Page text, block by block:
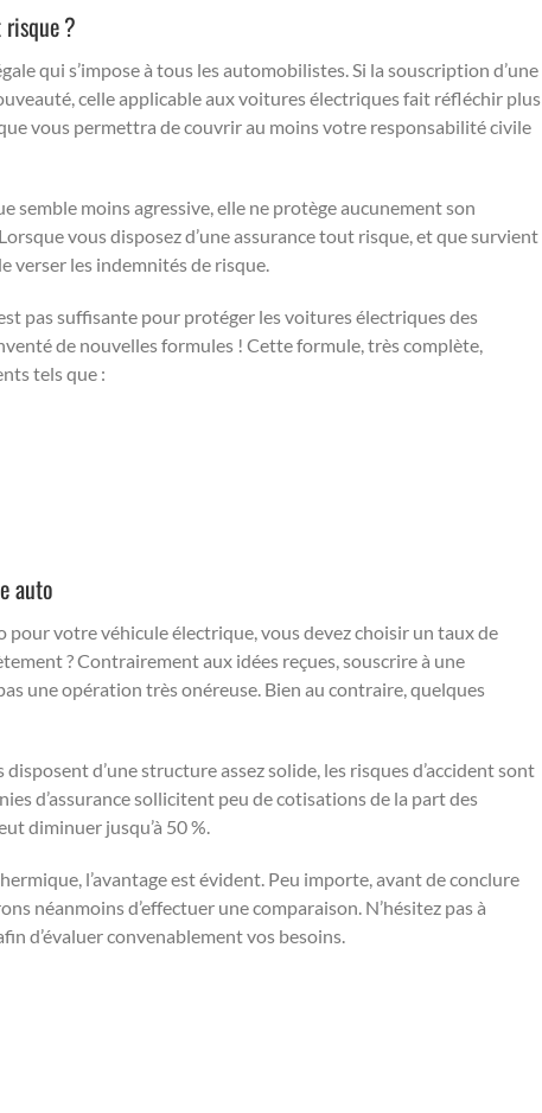
?
qui s’impose à tous les automobilistes. Si la souscription d’une
celle applicable aux voitures électriques fait réfléchir plus
vous permettra de couvrir au moins votre responsabilité civile
semble moins agressive, elle ne protège aucunement son
vous disposez d’une assurance tout risque, et que survient
verser les indemnités de risque.
pas suffisante pour protéger les voitures électriques des
de nouvelles formules ! Cette formule, très complète,
tels que :
auto
pour votre véhicule électrique, vous devez choisir un taux de
? Contrairement aux idées reçues, souscrire à une
une opération très onéreuse. Bien au contraire, quelques
d’une structure assez solide, les risques d’accident sont
d’assurance sollicitent peu de cotisations de la part des
diminuer jusqu’à 50 %.
l’avantage est évident. Peu importe, avant de conclure
néanmoins d’effectuer une comparaison. N’hésitez pas à
d’évaluer convenablement vos besoins.